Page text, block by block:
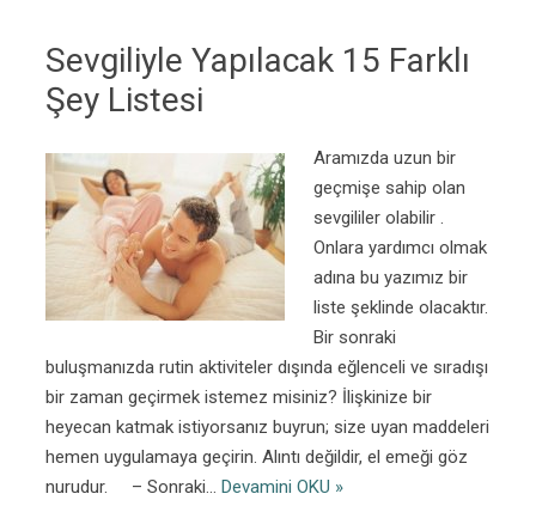
Sevgiliyle Yapılacak 15 Farklı
Şey Listesi
Aramızda uzun bir
geçmişe sahip olan
sevgililer olabilir .
Onlara yardımcı olmak
adına bu yazımız bir
liste şeklinde olacaktır.
Bir sonraki
buluşmanızda rutin aktiviteler dışında eğlenceli ve sıradışı
bir zaman geçirmek istemez misiniz? İlişkinize bir
heyecan katmak istiyorsanız buyrun; size uyan maddeleri
hemen uygulamaya geçirin. Alıntı değildir, el emeği göz
nurudur. – Sonraki… Devamini OKU »